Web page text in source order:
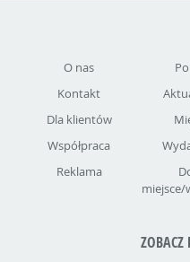
O nas
Kontakt
Dla klientów
Współpraca
Reklama
miejsce/